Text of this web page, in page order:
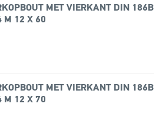
MET VIERKANT DIN 186B
M 12 X 60
MET VIERKANT DIN 186B
M 12 X 70